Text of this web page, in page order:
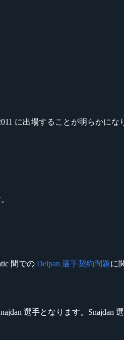
に出場することが明らかにな
間での Delpan 選手契約問題に
選手となります。Snajdan